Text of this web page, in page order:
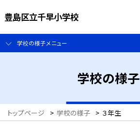
豊島区立千早小学校
学校の様子メニュー
学校の様子
トップページ > 学校の様子 > ３年生